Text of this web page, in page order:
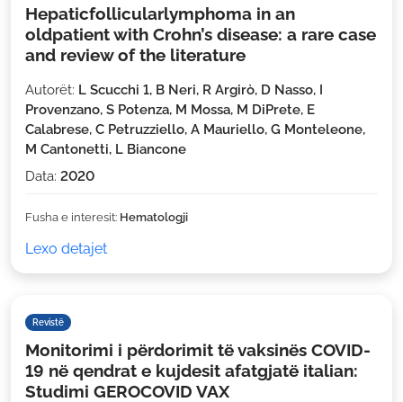
Hepaticfollicularlymphoma in an
oldpatient with Crohn’s disease: a rare case
and review of the literature
Autorët: L Scucchi 1, B Neri, R Argirò, D Nasso, I
Provenzano, S Potenza, M Mossa, M DiPrete, E
Calabrese, C Petruzziello, A Mauriello, G Monteleone,
M Cantonetti, L Biancone
Data: 2020
Fusha e interesit: Hematologji
Lexo detajet
Revistë
Monitorimi i përdorimit të vaksinës COVID-
19 në qendrat e kujdesit afatgjatë italian:
Studimi GEROCOVID VAX